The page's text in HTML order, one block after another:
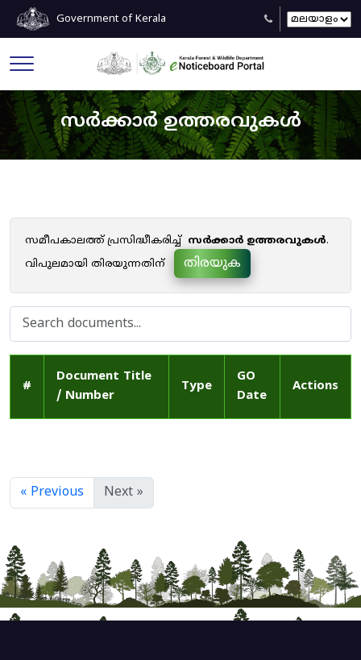
Government of Kerala
സർക്കാർ ഉത്തരവുകൾ
സമീപകാലത്ത് പ്രസിദ്ധീകരിച്ച് സർക്കാർ ഉത്തരവുകൾ.
വിപുലമായി തിരയുന്നതിന്
തിരയുക
#
Document Title
/ Number
Type
GO
Date
Actions
« Previous Next »